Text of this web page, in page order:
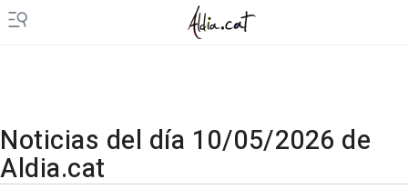
Noticias del día 10/05/2026 de
Aldia.cat